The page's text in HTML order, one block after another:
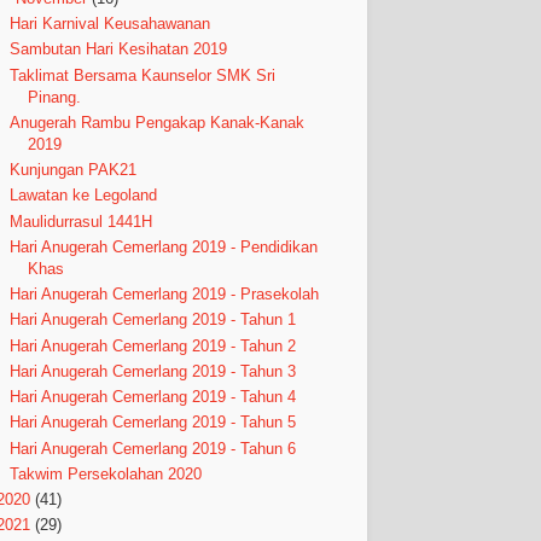
Hari Karnival Keusahawanan
Sambutan Hari Kesihatan 2019
Taklimat Bersama Kaunselor SMK Sri
Pinang.
Anugerah Rambu Pengakap Kanak-Kanak
2019
Kunjungan PAK21
Lawatan ke Legoland
Maulidurrasul 1441H
Hari Anugerah Cemerlang 2019 - Pendidikan
Khas
Hari Anugerah Cemerlang 2019 - Prasekolah
Hari Anugerah Cemerlang 2019 - Tahun 1
Hari Anugerah Cemerlang 2019 - Tahun 2
Hari Anugerah Cemerlang 2019 - Tahun 3
Hari Anugerah Cemerlang 2019 - Tahun 4
Hari Anugerah Cemerlang 2019 - Tahun 5
Hari Anugerah Cemerlang 2019 - Tahun 6
Takwim Persekolahan 2020
(41)
(29)